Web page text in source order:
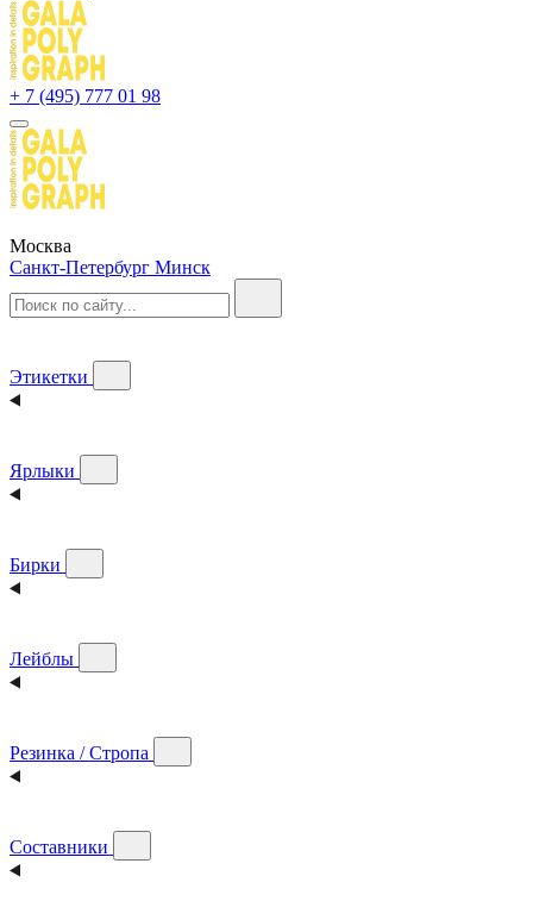
+ 7 (495) 777 01 98
Москва
Санкт-Петербург Минск
Этикетки
Ярлыки
Бирки
Лейблы
Резинка / Стропа
Составники